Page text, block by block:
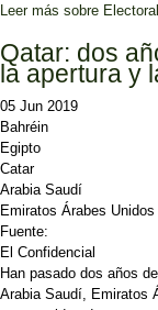
Leer más sobre
Qatar: dos
la apertura y
05 Jun 2019
Bahréin
Egipto
Catar
Arabia Saudí
Emiratos Árabes Unidos
Fuente:
El Confidencial
Han pasado dos años
Arabia Saudí, Emiratos